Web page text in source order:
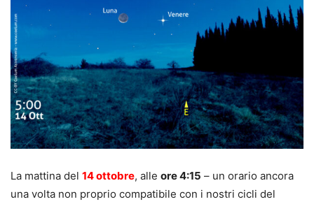
La mattina del 14 ottobre, alle ore 4:15 – un orario ancora
una volta non proprio compatibile con i nostri cicli del